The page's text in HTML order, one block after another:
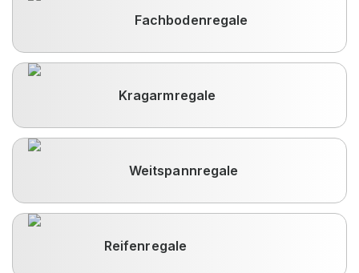
Fachbodenregale
Kragarmregale
Weitspannregale
Reifenregale